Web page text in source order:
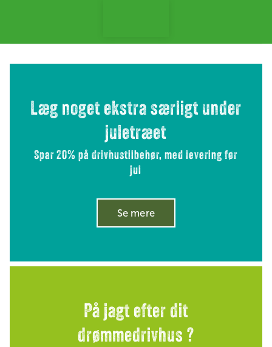
Læg noget ekstra særligt under
juletræet
Spar 20% på drivhustilbehør, med levering før
jul
Se mere
På jagt efter dit
drømmedrivhus ?